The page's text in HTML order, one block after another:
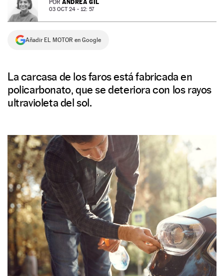
NEWSLETTER
SÍGUENOS
POR ANDREA GIL
03 OCT 24 - 12: 57
Añadir EL MOTOR en Google
La carcasa de los faros está fabricada en
policarbonato, que se deteriora con los rayos
ultravioleta del sol.